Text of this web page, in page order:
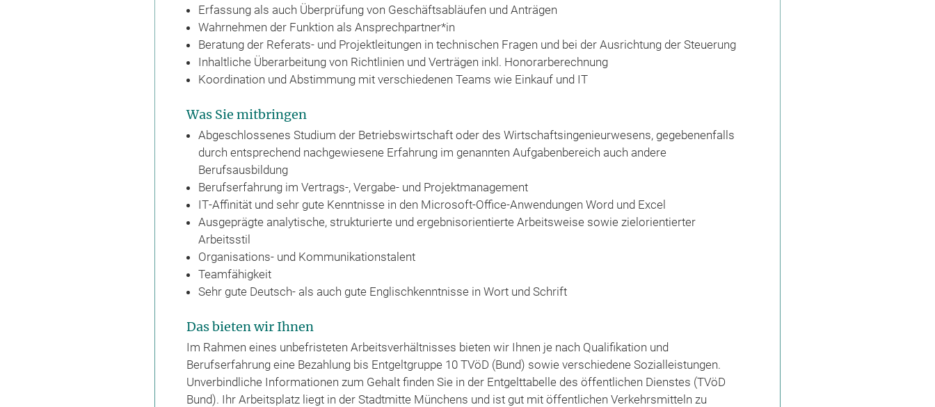
Erfassung als auch Überprüfung von Geschäftsabläufen und Anträgen
Wahrnehmen der Funktion als Ansprechpartner*in
Beratung der Referats- und Projektleitungen in technischen Fragen und bei der Ausrichtung der Steuerung
Inhaltliche Überarbeitung von Richtlinien und Verträgen inkl. Honorarberechnung
Koordination und Abstimmung mit verschiedenen Teams wie Einkauf und IT
Was Sie mitbringen
Abgeschlossenes Studium der Betriebswirtschaft oder des Wirtschaftsingenieurwesens, gegebenenfalls
durch entsprechend nachgewiesene Erfahrung im genannten Aufgabenbereich auch andere
Berufsausbildung
Berufserfahrung im Vertrags-, Vergabe- und Projektmanagement
IT‑Affinität und sehr gute Kenntnisse in den Microsoft-Office-Anwendungen Word und Excel
Ausgeprägte analytische, strukturierte und ergebnisorientierte Arbeitsweise sowie zielorientierter
Arbeitsstil
Organisations- und Kommunikationstalent
Teamfähigkeit
Sehr gute Deutsch- als auch gute Englischkenntnisse in Wort und Schrift
Das bieten wir Ihnen
Im Rahmen eines unbefristeten Arbeitsverhältnisses bieten wir Ihnen je nach Qualifikation und
Berufserfahrung eine Bezahlung bis Entgeltgruppe 10 TVöD (Bund) sowie verschiedene Sozialleistungen.
Unverbindliche Informationen zum Gehalt finden Sie in der Entgelttabelle des öffentlichen Dienstes (TVöD
Bund). Ihr Arbeitsplatz liegt in der Stadtmitte Münchens und ist gut mit öffentlichen Verkehrsmitteln zu